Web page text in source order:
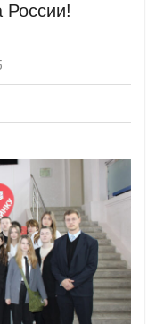
России!